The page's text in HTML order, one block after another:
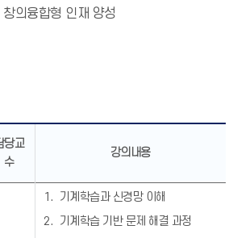
의융합형 인재 양성
당교
수
강의내용
기계학습과 신경망 이해
기계학습 기반 문제 해결 과정